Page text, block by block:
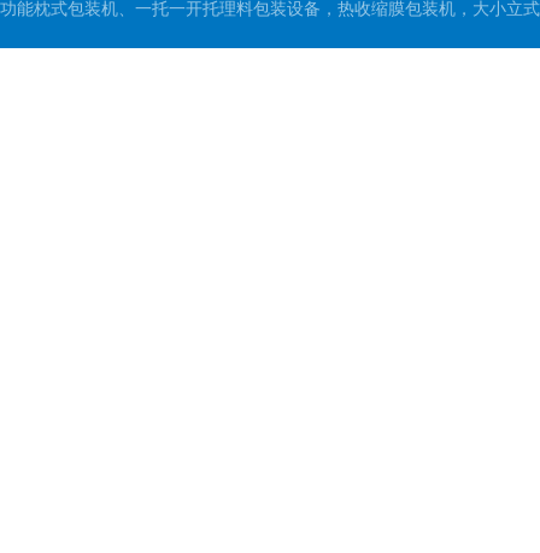
功能枕式包装机、一托一开托理料包装设备，热收缩膜包装机，大小立